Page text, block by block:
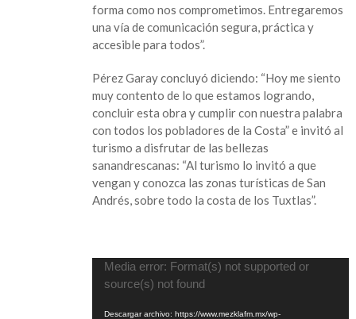
forma como nos comprometimos. Entregaremos
una vía de comunicación segura, práctica y
accesible para todos”.
Pérez Garay concluyó diciendo: “Hoy me siento
muy contento de lo que estamos logrando,
concluir esta obra y cumplir con nuestra palabra
con todos los pobladores de la Costa” e invitó al
turismo a disfrutar de las bellezas
sanandrescanas: “Al turismo lo invitó a que
vengan y conozca las zonas turísticas de San
Andrés, sobre todo la costa de los Tuxtlas”.
Reproductor
Media error: Format(s) not supported or
source(s) not found
Descargar archivo: https://www.mezklafm.mx/wp-